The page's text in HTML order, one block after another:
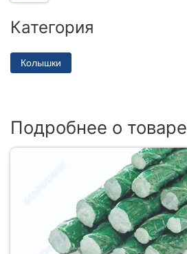
Категория
Колышки
Подробнее о товаре